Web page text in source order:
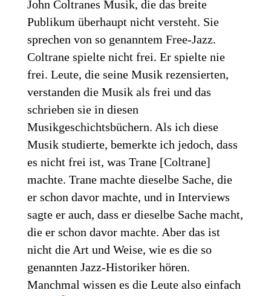
John Coltranes Musik, die das breite
Publikum überhaupt nicht versteht. Sie
sprechen von so genanntem Free-Jazz.
Coltrane spielte nicht frei. Er spielte nie
frei. Leute, die seine Musik rezensierten,
verstanden die Musik als frei und das
schrieben sie in diesen
Musikgeschichtsbüchern. Als ich diese
Musik studierte, bemerkte ich jedoch, dass
es nicht frei ist, was Trane [Coltrane]
machte. Trane machte dieselbe Sache, die
er schon davor machte, und in Interviews
sagte er auch, dass er dieselbe Sache macht,
die er schon davor machte. Aber das ist
nicht die Art und Weise, wie es die so
genannten Jazz-Historiker hören.
Manchmal wissen es die Leute also einfach